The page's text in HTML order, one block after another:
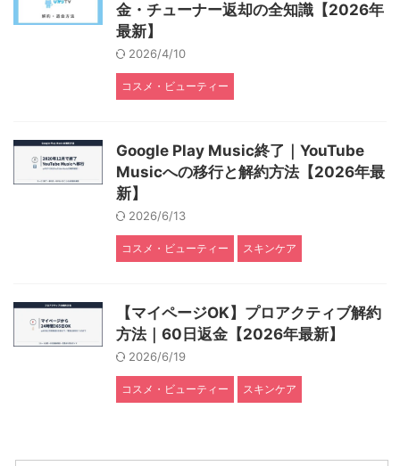
金・チューナー返却の全知識【2026年
最新】
2026/4/10
コスメ・ビューティー
Google Play Music終了｜YouTube
Musicへの移行と解約方法【2026年最
新】
2026/6/13
コスメ・ビューティー スキンケア
【マイページOK】プロアクティブ解約
方法｜60日返金【2026年最新】
2026/6/19
コスメ・ビューティー スキンケア